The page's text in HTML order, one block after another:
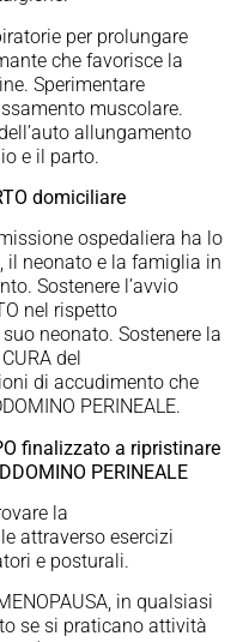
per prolungare
che favorisce la
Sperimentare
muscolare.
allungamento
e il parto.
domiciliare
ospedaliera ha lo
il neonato e la famiglia in
Sostenere l’avvio
nel rispetto
neonato. Sostenere la
del
di accudimento che
PERINEALE.
finalizzato a ripristinare
PERINEALE
la
attraverso esercizi
e posturali.
in qualsiasi
se si praticano attività